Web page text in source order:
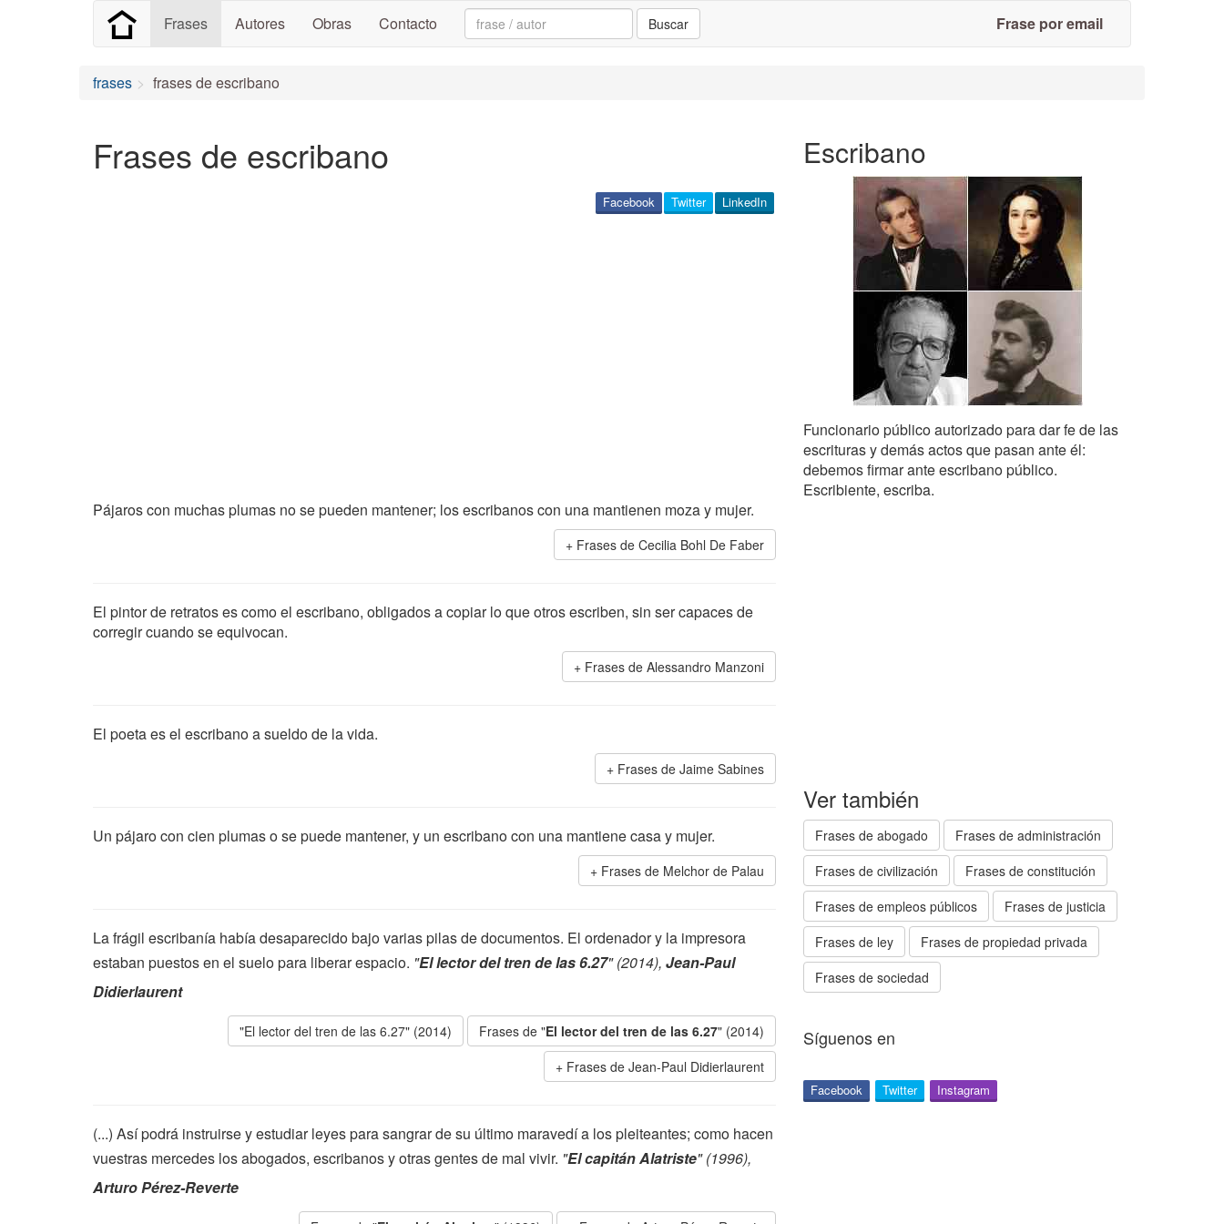
Frases Autores Obras Contacto Search: Buscar Frase por email
frases frases de escribano
Frases de escribano
LinkedIn
Twitter
Facebook
Pájaros con muchas plumas no se pueden mantener; los escribanos con una mantienen moza y mujer.
Frases de Cecilia Bohl De Faber
El pintor de retratos es como el escribano, obligados a copiar lo que otros escriben, sin ser capaces de
corregir cuando se equivocan.
Frases de Alessandro Manzoni
El poeta es el escribano a sueldo de la vida.
Frases de Jaime Sabines
Un pájaro con cien plumas o se puede mantener, y un escribano con una mantiene casa y mujer.
Frases de Melchor de Palau
La frágil escribanía había desaparecido bajo varias pilas de documentos. El ordenador y la impresora
estaban puestos en el suelo para liberar espacio. "El lector del tren de las 6.27" (2014), Jean-Paul
Didierlaurent
"El lector del tren de las 6.27" (2014) Frases de "El lector del tren de las 6.27" (2014)
Frases de Jean-Paul Didierlaurent
(...) Así podrá instruirse y estudiar leyes para sangrar de su último maravedí a los pleiteantes; como hacen
vuestras mercedes los abogados, escribanos y otras gentes de mal vivir. "El capitán Alatriste" (1996),
Arturo Pérez-Reverte
Escribano
Funcionario público autorizado para dar fe de las
escrituras y demás actos que pasan ante él:
debemos firmar ante escribano público.
Escribiente, escriba.
Ver también
Frases de abogado
Frases de administración
Frases de civilización
Frases de constitución
Frases de empleos públicos
Frases de justicia
Frases de ley
Frases de propiedad privada
Frases de sociedad
Síguenos en
Facebook Twitter Instagram